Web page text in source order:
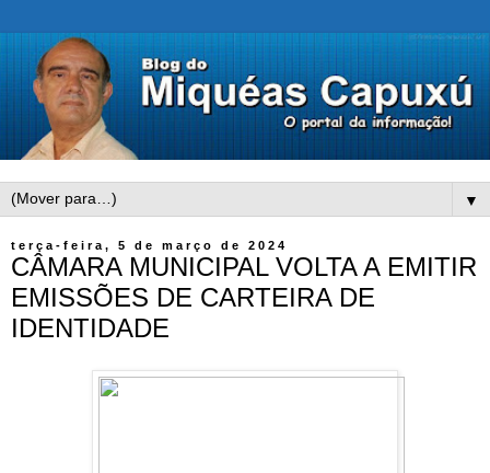
▼
terça-feira, 5 de março de 2024
CÂMARA MUNICIPAL VOLTA A EMITIR
EMISSÕES DE CARTEIRA DE
IDENTIDADE